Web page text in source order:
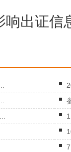
响出证信